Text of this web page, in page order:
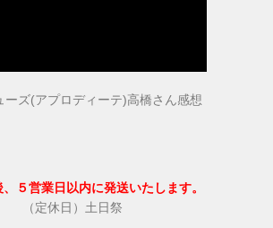
ーズ(アプロディーテ)高橋さん感想
、５営業日以内に発送いたします。
（定休日）土日祭